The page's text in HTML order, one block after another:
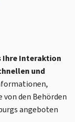
Interaktion
und
den Behörden
angeboten